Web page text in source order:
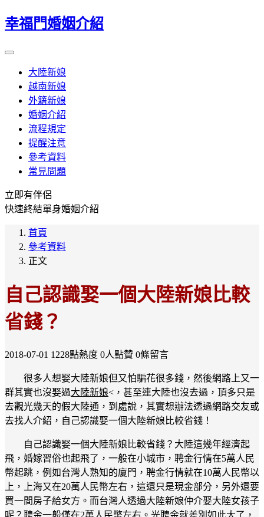
幸福門婚姻介紹
大陸新娘
越南新娘
外籍新娘
婚姻介紹
流程規定
提醒注意
參考資料
常見問題
立即有伴侶
快速終結單身婚姻介紹
首頁
參考資料
正文
自己認識娶一個大陸新娘比較
省錢？
2018-07-01 1228點熱度 0人點贊 0條留言
很多人想娶大陸新娘但又怕騙花很多錢，然後網路上又一
群其實也沒娶過大陸新娘<，甚至連大陸也沒去過，頂多只是
去觀光幾天的假大陸通，到處說，其實想辦法透過網路交友或
去找人介紹，自己認識娶一個大陸新娘比較省錢！
自己認識娶一個大陸新娘比較省錢？大陸這幾年經濟起
飛，婚嫁習俗也起飛了，一般在小城市，聘金行情在5萬人民
幣起跳，例如台灣人熟知的廈門，聘金行情就在10萬人民幣以
上，上海又在20萬人民幣左右，這還只是現金部分，另外還要
買一間房子給女方。而台灣人透過大陸新娘仲介娶大陸女孩子
呢？聘金一般僅在2萬人民幣左右。光聘金就差別如此大了，